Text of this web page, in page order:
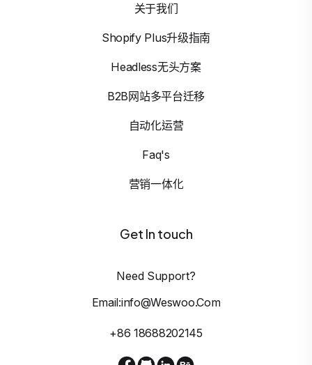
关于我们
Shopify Plus升级指南
Headless无头方案
B2B网站多平台迁移
自动化运营
Faq's
营销一体化
Get In touch
Need Support?
Email:info@weswoo.com
+86 18688202145